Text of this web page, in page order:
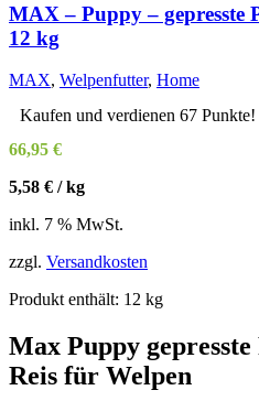
MAX – Puppy – gepresste
12 kg
MAX, Welpenfutter, Home
Kaufen und verdienen 67 Punkte!
66,95 €
5,58 € /kg
inkl. 7 % MwSt.
zzgl. Versandkosten
Produkt enthält: 12 kg
Max Puppy
Reis für Welpen